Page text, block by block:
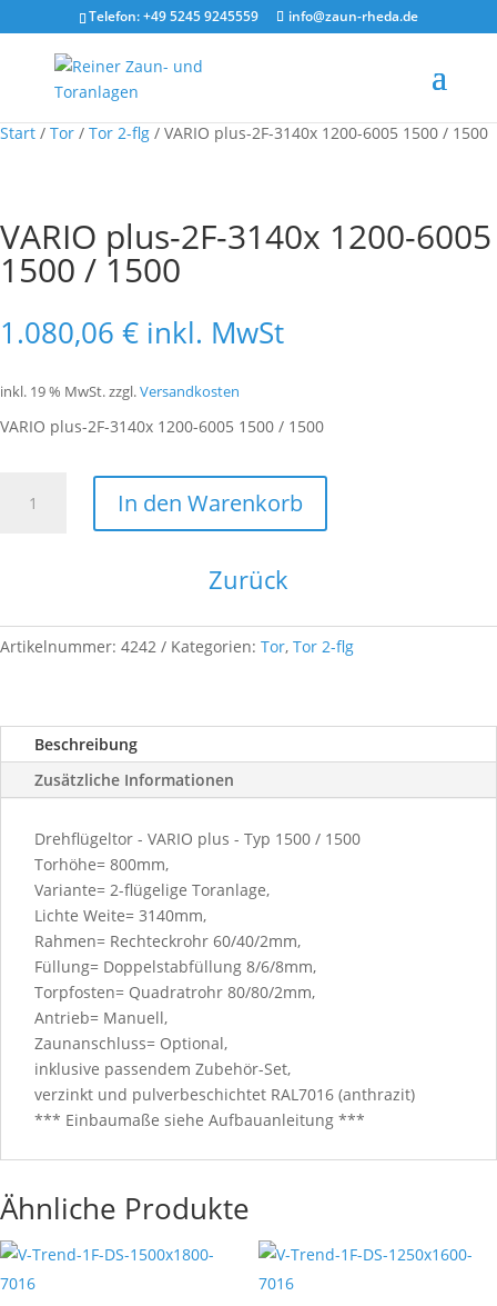
Telefon: +49 5245 9245559 info@zaun-rheda.de
Start / Tor / Tor 2-flg / VARIO plus-2F-3140x 1200-6005 1500 / 1500
VARIO plus-2F-3140x 1200-6005
1500 / 1500
1.080,06 € inkl. MwSt
inkl. 19 % MwSt.zzgl.Versandkosten
VARIO plus-2F-3140x 1200-6005 1500 / 1500
plus-
1500
In den Warenkorb
Zurück
Artikelnummer: 4242 Kategorien: Tor, Tor 2-flg
Beschreibung
Zusätzliche Informationen
Drehflügeltor - VARIO plus - Typ 1500 / 1500
Torhöhe= 800mm,
Variante= 2-flügelige Toranlage,
Lichte Weite= 3140mm,
Rahmen= Rechteckrohr 60/40/2mm,
Füllung= Doppelstabfüllung 8/6/8mm,
Torpfosten= Quadratrohr 80/80/2mm,
Antrieb= Manuell,
Zaunanschluss= Optional,
inklusive passendem Zubehör-Set,
verzinkt und pulverbeschichtet RAL7016 (anthrazit)
*** Einbaumaße siehe Aufbauanleitung ***
Ähnliche Produkte